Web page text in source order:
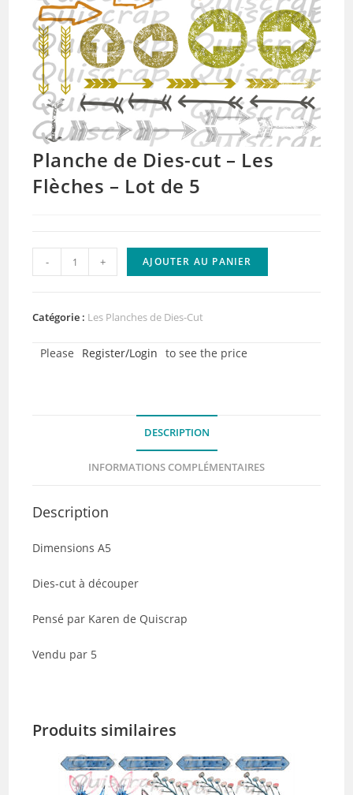
Planche de Dies-cut – Les
Flèches – Lot de 5
quantité
de
de
cut
- + AJOUTER AU PANIER
Catégorie : Les Planches de Dies-Cut
Please Register/Login to see the price
DESCRIPTION
INFORMATIONS COMPLÉMENTAIRES
Description
Dimensions A5
Dies-cut à découper
Pensé par Karen de Quiscrap
Vendu par 5
Produits similaires